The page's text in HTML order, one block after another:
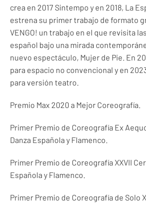
crea en 2017 Sintempo y en 2018, La
estrena su primer trabajo de formato
VENGO! un trabajo en el que revisita
español bajo una mirada
nuevo espectáculo, Mujer de Pie. En
para espacio no convencional y en
para versión teatro.
Premio Max 2020 a Mejor Coreografía.
Primer Premio de Coreografía Ex
Danza Española y Flamenco.
Primer Premio de Coreografía XXVII
Española y Flamenco.
Primer Premio de Coreografía de Solo